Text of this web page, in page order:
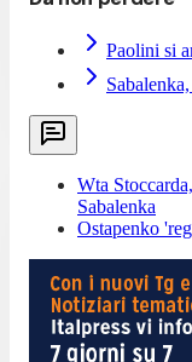
Paolini si
Wta
Sabalenka
Ostapenko